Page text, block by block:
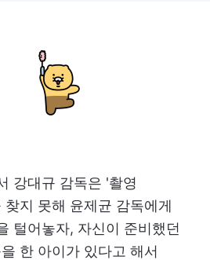
강대규 감독은 '촬영
지 못해 윤제균 감독에게
털어놓자, 자신이 준비했던
한 아이가 있다고 해서